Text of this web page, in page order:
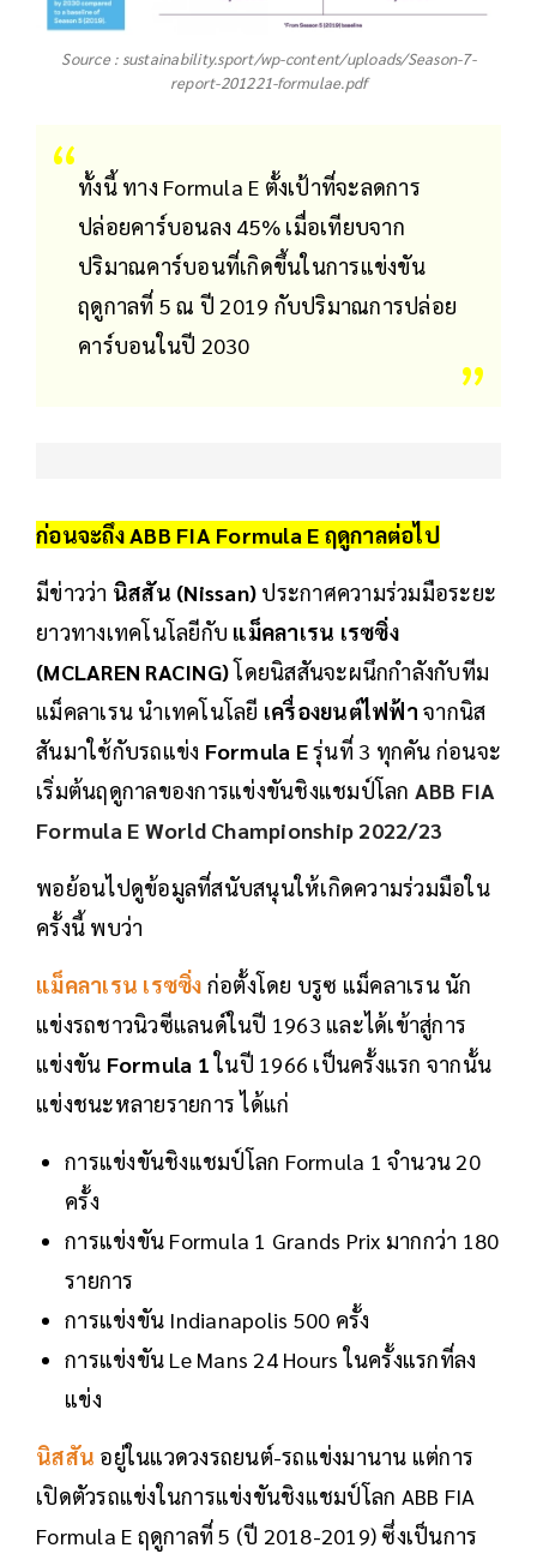
Source : sustainability.sport/wp-content/uploads/Season-7-
report-201221-formulae.pdf
ทั้งนี้ ทาง Formula E ตั้งเป้าที่จะลดการ
ปล่อยคาร์บอนลง 45% เมื่อเทียบจาก
ปริมาณคาร์บอนที่เกิดขึ้นในการแข่งขัน
ฤดูกาลที่ 5 ณ ปี 2019 กับปริมาณการปล่อย
คาร์บอนในปี 2030
ก่อนจะถึงABB FIA Formula E ฤดูกาลต่อไป
มีข่าวว่า นิสสัน (Nissan) ประกาศความร่วมมือระยะ
ยาวทางเทคโนโลยีกับ แม็คลาเรน เรซซิ่ง
(MCLAREN RACING)โดยนิสสันจะผนึกกำลังกับทีม
แม็คลาเรน นำเทคโนโลยี เครื่องยนต์ไฟฟ้า จากนิส
สันมาใช้กับรถแข่ง Formula Eรุ่นที่ 3 ทุกคัน ก่อนจะ
เริ่มต้นฤดูกาลของการแข่งขันชิงแชมป์โลก ABB FIA
Formula E World Championship 2022/23
พอย้อนไปดูข้อมูลที่สนับสนุนให้เกิดความร่วมมือใน
ครั้งนี้ พบว่า
แม็คลาเรน เรซซิ่ง ก่อตั้งโดย บรูซ แม็คลาเรน นัก
แข่งรถชาวนิวซีแลนด์ในปี 1963 และได้เข้าสู่การ
แข่งขัน Formula 1ในปี 1966 เป็นครั้งแรก จากนั้น
แข่งชนะหลายรายการ ได้แก่
การแข่งขันชิงแชมป์โลก Formula 1 จำนวน 20
ครั้ง
การแข่งขัน Formula 1 Grands Prix มากกว่า 180
รายการ
การแข่งขัน Indianapolis 500 ครั้ง
การแข่งขัน Le Mans 24 Hours ในครั้งแรกที่ลง
แข่ง
นิสสัน อยู่ในแวดวงรถยนต์-รถแข่งมานาน แต่การ
เปิดตัวรถแข่งในการแข่งขันชิงแชมป์โลก ABB FIA
Formula E ฤดูกาลที่ 5 (ปี 2018-2019) ซึ่งเป็นการ